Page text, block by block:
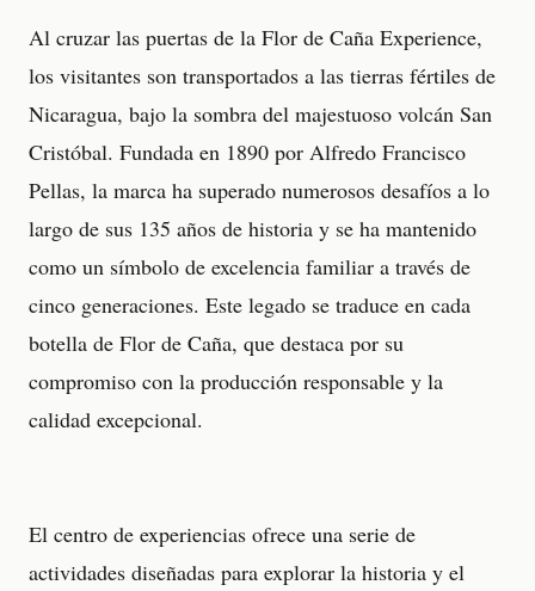
Al cruzar las puertas de la Flor de Caña Experience,
los visitantes son transportados a las tierras fértiles de
Nicaragua, bajo la sombra del majestuoso volcán San
Cristóbal. Fundada en 1890 por Alfredo Francisco
Pellas, la marca ha superado numerosos desafíos a lo
largo de sus 135 años de historia y se ha mantenido
como un símbolo de excelencia familiar a través de
cinco generaciones. Este legado se traduce en cada
botella de Flor de Caña, que destaca por su
compromiso con la producción responsable y la
calidad excepcional.
El centro de experiencias ofrece una serie de
actividades diseñadas para explorar la historia y el